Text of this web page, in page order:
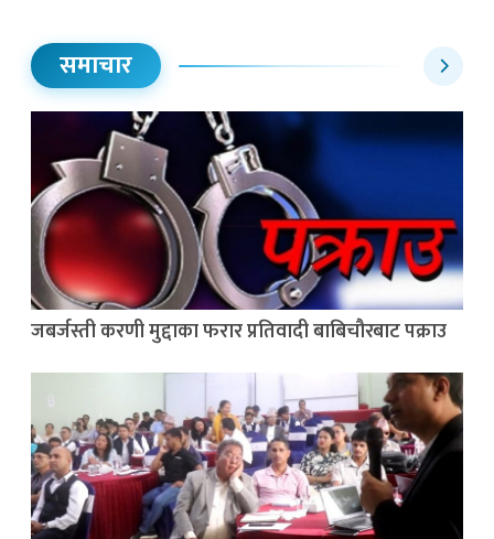
समाचार
जबर्जस्ती करणी मुद्दाका फरार प्रतिवादी बाबिचौरबाट पक्राउ